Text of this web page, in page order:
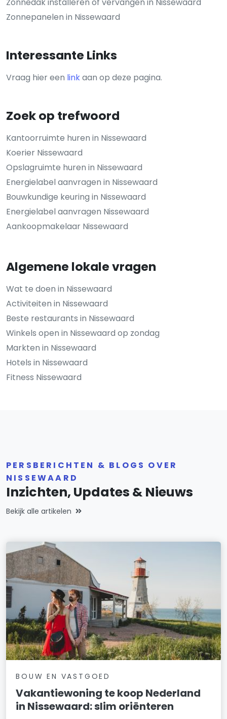
Zonnepanelen in Nissewaard
Interessante Links
Vraag hier een linkaan op deze pagina.
Zoek op trefwoord
Kantoorruimte huren in Nissewaard
Koerier Nissewaard
Opslagruimte huren in Nissewaard
Energielabel aanvragen in Nissewaard
Bouwkundige keuring in Nissewaard
Energielabel aanvragen Nissewaard
Aankoopmakelaar Nissewaard
Algemene lokale vragen
Wat te doen in Nissewaard
Activiteiten in Nissewaard
Beste restaurants in Nissewaard
Winkels open in Nissewaard op zondag
Markten in Nissewaard
Hotels in Nissewaard
Fitness Nissewaard
PERSBERICHTEN & BLOGS OVER
NISSEWAARD
Inzichten, Updates & Nieuws
Bekijk alle artikelen
BOUW EN VASTGOED
Vakantiewoning te koop Nederland
in Nissewaard: slim oriënteren